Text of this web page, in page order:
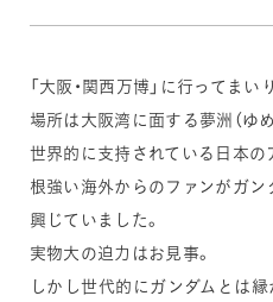
「大阪・関西万博」に行ってまい
場所は大阪湾に面する夢洲（ゆめ
世界的に支持されている日本の
根強い海外からのファンがガ
興じていました。
実物大の迫力はお見事。
しかし世代的にガンダムとは